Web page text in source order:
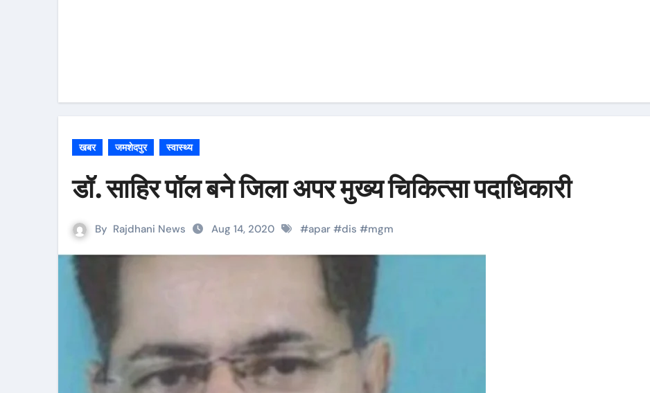
खबर जमशेदपुर स्वास्थ्य
डॉ. साहिर पॉल बने जिला अपर मुख्य चिकित्सा पदाधिकारी
By Rajdhani News Aug 14, 2020 #apar #dis #mgm